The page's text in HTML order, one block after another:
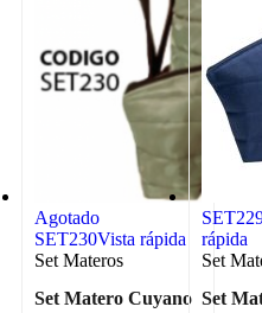
Agotado
SET230Vista rápida
Set Materos
Set Matero Cuyano
rápida
Set
Set